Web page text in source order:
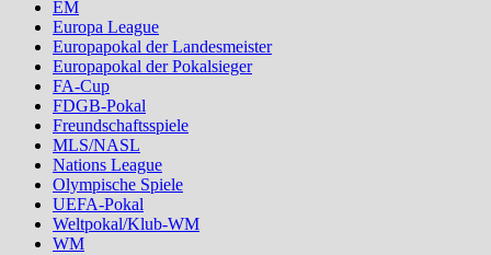
EM
Europa League
Europapokal der Landesmeister
Europapokal der Pokalsieger
FA-Cup
FDGB-Pokal
Freundschaftsspiele
MLS/NASL
Nations League
Olympische Spiele
UEFA-Pokal
Weltpokal/Klub-WM
WM